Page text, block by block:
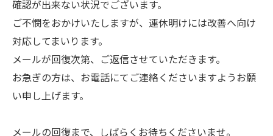
確認が出来ない状況でございます。
ご不憫をおかけいたしますが、連休明けには改善へ向け
対応してまいります。
メールが回復次第、ご返信させていただきます。
お急ぎの方は、お電話にてご連絡くださいますようお願
い申し上げます。
メールの回復まで、しばらくお待ちくださいませ。